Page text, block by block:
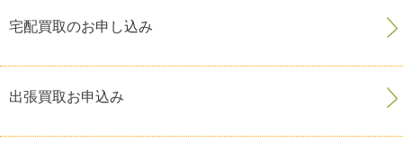
宅配買取のお申し込み
出張買取お申込み